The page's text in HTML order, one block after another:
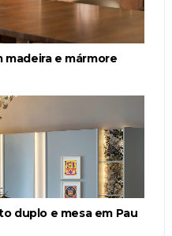
madeira e mármore
duplo e mesa em Pau